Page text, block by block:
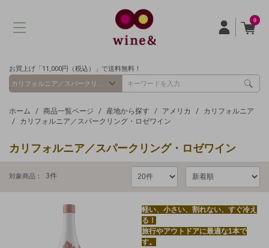
0
お買上げ「11,000円（税込）」で送料無料！
ホーム 商品一覧ページ 産地から探す アメリカ
カリフォルニア
カリフォルニア／スパークリング・ロゼワイン
カリフォルニア／スパークリング・ロゼワイン
対象商品： 3件
軽い、小さい、割れない、すぐ冷え
る！
旅行やアウトドアに最適な1本で
す。